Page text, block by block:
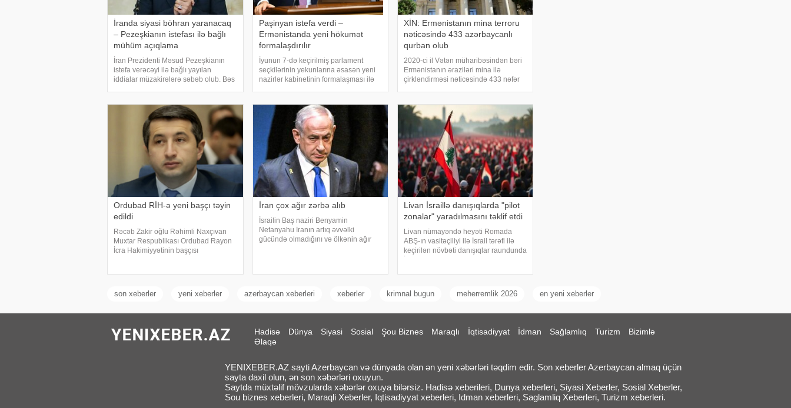
İranda siyasi böhran yaranacaq
– Pezeşkianın istefası ilə bağlı
mühüm açıqlama
İran Prezidenti Məsud Pezeşkianın
istefa verəcəyi ilə bağlı yayılan
iddialar müzakirələrə səbəb olub. Bəs
bilərmi?. Mövzu ilə bağlı -a danışan
Paşinyan istefa verdi –
Ermənistanda yeni hökumət
formalaşdırılır
İyunun 7-də keçirilmiş parlament
seçkilərinin yekunlarına əsasən yeni
nazirlər kabinetinin formalaşması ilə
Ermənistanın Baş naziri Nikol
Paşinyanı
XİN: Ermənistanın mina terroru
nəticəsində 433 azərbaycanlı
qurban olub
2020-ci il Vətən müharibəsindən bəri
Ermənistanın əraziləri mina ilə
çirkləndirməsi nəticəsində 433 nəfər
səhifəsində bildirilib. Son hadisəd
Ordubad RİH-ə yeni başçı təyin
edildi
Rəcəb Zakir oğlu Rəhimli Naxçıvan
Muxtar Respublikası Ordubad Rayon
İcra Hakimiyyətinin başçısı
İran çox ağır zərbə alıb
İsrailin Baş naziri Benyamin
Netanyahu İranın artıq əvvəlki
gücündə olmadığını və ölkənin ağır
Livan İsraillə danışıqlarda "pilot
zonalar" yaradılmasını təklif etdi
Livan nümayəndə heyəti Romada
ABŞ-ın vasitəçiliyi ilə İsrail tərəfi ilə
keçirilən növbəti danışıqlar raundunda
son xeberler yeni xeberler azerbaycan xeberleri xeberler krimnal bugun meherremlik 2026 en yeni xeberler
Hadisə Dünya Siyasi Sosial Şou Biznes Maraqlı İqtisadiyyat İdman Sağlamlıq Turizm
Bizimlə
Əlaqə
YENIXEBER.AZ sayti Azerbaycan və dünyada olan ən yeni xəbərləri təqdim edir. Son xeberler Azerbaycan almaq üçün
sayta daxil olun, ən son xəbərləri oxuyun.
Saytda müxtəlif mövzularda xəbərlər oxuya bilərsiz. Hadisə xeberileri, Dunya xeberleri, Siyasi Xeberler, Sosial Xeberler,
Sou biznes xeberleri, Maraqli Xeberler, Iqtisadiyyat xeberleri, Idman xeberleri, Saglamliq Xeberleri, Turizm xeberleri.